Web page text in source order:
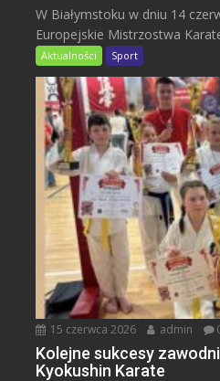
W Białymstoku w dniu 14
Europejskie Mistrzostwa
Aktualności Sport
15 czerwca 2026 admin
Kolejne sukcesy
Kyokushin Karate